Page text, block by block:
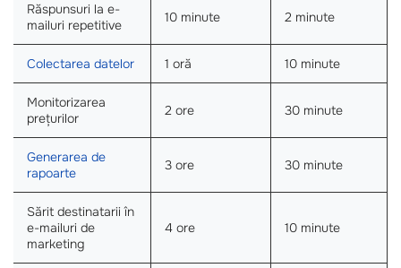
Răspunsuri la e-
mailuri repetitive
10 minute 2 minute
Colectarea datelor 1 oră 10 minute
Monitorizarea
prețurilor
2 ore 30 minute
Generarea de
rapoarte
3 ore 30 minute
Sărit destinatarii în
e-mailuri de
marketing
4 ore 10 minute